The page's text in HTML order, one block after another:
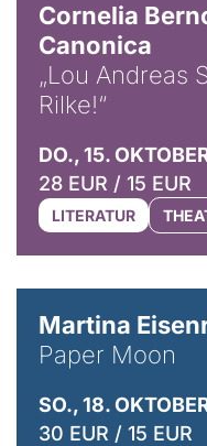
Cornelia
Canonica
„Lou Andreas
Rilke!“
DO., 15.
28 EUR / 15 EUR
LITERATUR
Martina
Paper Moon
SO., 18.
30 EUR / 15 EUR